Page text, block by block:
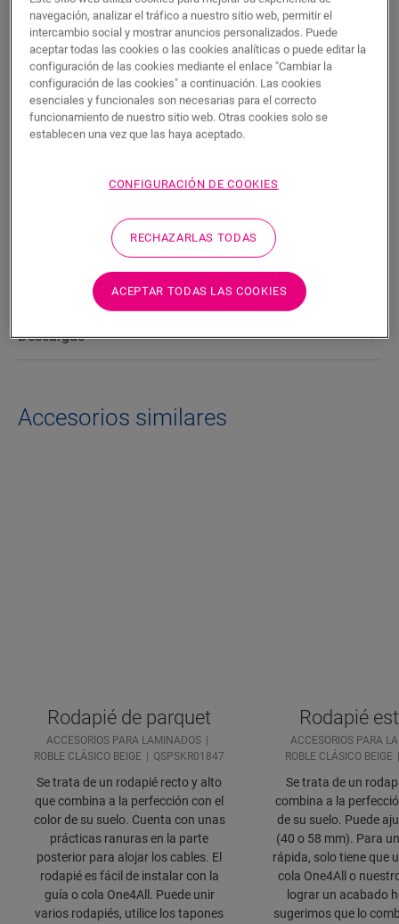
Características del producto
Este rodapié Scotia es un rodapié discreto que combina a la
perfección con el color de su suelo. Un rodapié Scotia también
puede resultar útil como remate en combinación con rodapiés
ya existentes. Es fácil de instalar con la cola One4All. Para
de espuma, el Hydrokit y el Hydrostrip. Este rodapié Scotia
Dimensiones
Descargas
Accesorios similares
Rodapié de parquet
ACCESORIOS PARA LAMINADOS
ROBLE CLÁSICO BEIGE
QSPSKR01847
Se trata de un rodapié recto y alto
que combina a la perfección con el
color de su suelo. Cuenta con unas
prácticas ranuras en la parte
posterior para alojar los cables. El
rodapié es fácil de instalar con la
guía o cola One4All. Puede unir
varios rodapiés, utilice los tapones
Rodapié
ACCESORIOS PARA
ROBLE CLÁSICO BEIGE
Se trata de un
combina a la
de su suelo. Puede
(40 o 58 mm). Para
rápida, solo tiene que
cola One4All o
lograr un acabado
sugerimos que lo
navegación, analizar el tráfico a nuestro sitio web, permitir el
intercambio social y mostrar anuncios personalizados. Puede
aceptar todas las cookies o las cookies analíticas o puede editar la
configuración de las cookies mediante el enlace "Cambiar la
configuración de las cookies" a continuación. Las cookies
esenciales y funcionales son necesarias para el correcto
funcionamiento de nuestro sitio web. Otras cookies solo se
establecen una vez que las haya aceptado.
CONFIGURACIÓN DE COOKIES
RECHAZARLAS TODAS
ACEPTAR TODAS LAS COOKIES